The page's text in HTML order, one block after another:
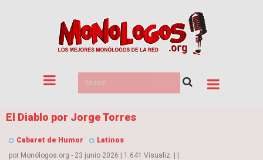
El Diablo por Jorge Torres
Cabaret de Humor
Latinos
por Monólogos.org - 23 junio 2026 | 1.641 Visualiz. | |